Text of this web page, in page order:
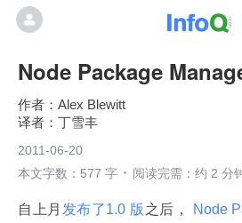
Node Package
Alex Blewitt
丁雪丰
2011-06-20
本文字数：577 字
阅读完需：约 2 分
自上月 发布了1.0 版 之后， Node